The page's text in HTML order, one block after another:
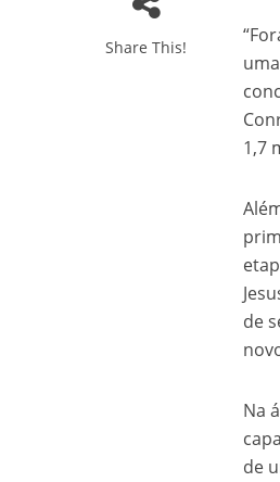
Share This!
1,7
de
Na
de